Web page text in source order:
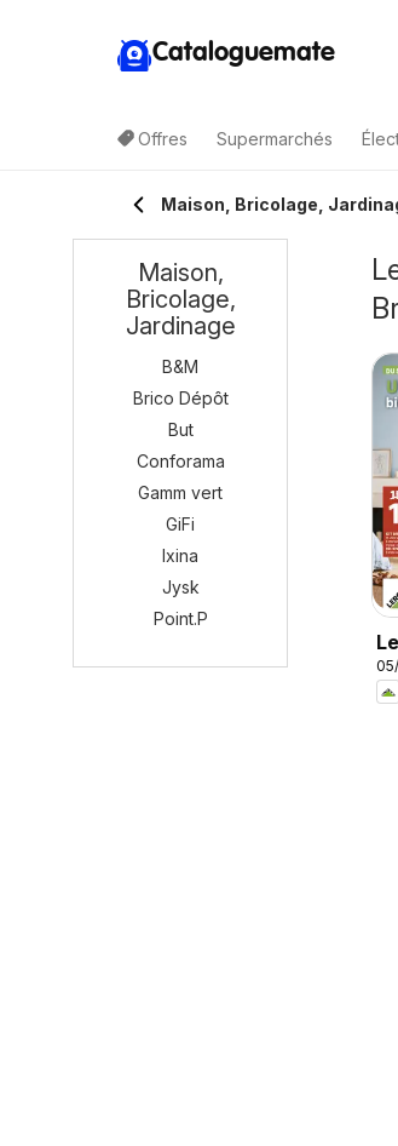
Cataloguemate
Offres Supermarchés
Maison, Bricolage,
Maison,
Bricolage,
Jardinage
B&M
Brico Dépôt
But
Conforama
Gamm vert
GiFi
Ixina
Jysk
Point.P